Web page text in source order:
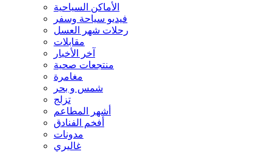
الأماكن السياحية
فيديو سياحة وسفر
رحلات شهر العسل
مقابلات
آخر الأخبار
منتجعات صحية
مغامرة
شمس و بحر
تزلج
أشهر المطاعم
أفخم الفنادق
مدونات
غاليري